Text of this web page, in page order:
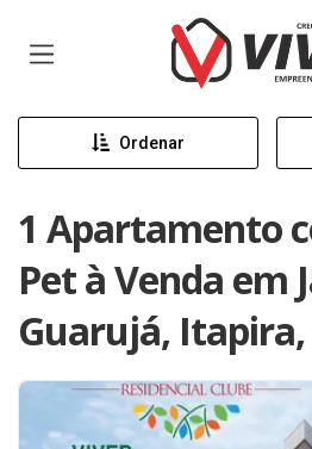
Página inicial
Ordenar
1 Apartamento
Pet à Venda em
Guarujá, Itapira,